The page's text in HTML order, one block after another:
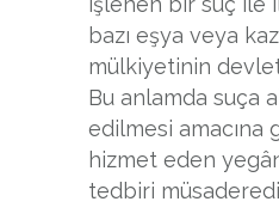
bazı eşya veya
mülkiyetinin
Bu anlamda suça
edilmesi amacına
hizmet eden
tedbiri